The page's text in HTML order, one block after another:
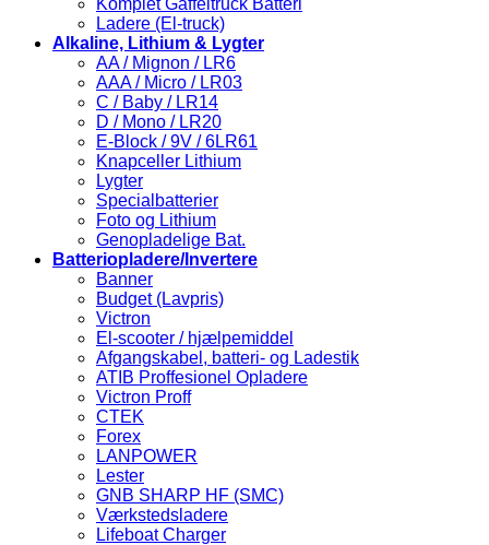
Komplet Gaffeltruck Batteri
Ladere (El-truck)
Alkaline, Lithium & Lygter
AA / Mignon / LR6
AAA / Micro / LR03
C / Baby / LR14
D / Mono / LR20
E-Block / 9V / 6LR61
Knapceller Lithium
Lygter
Specialbatterier
Foto og Lithium
Genopladelige Bat.
Batteriopladere/Invertere
Banner
Budget (Lavpris)
Victron
El-scooter / hjælpemiddel
Afgangskabel, batteri- og Ladestik
ATIB Proffesionel Opladere
Victron Proff
CTEK
Forex
LANPOWER
Lester
GNB SHARP HF (SMC)
Værkstedsladere
Lifeboat Charger